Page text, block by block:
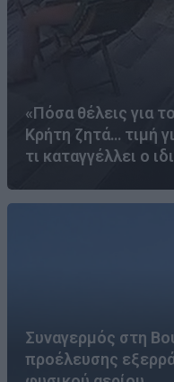
«Πόσα θέλεις για
Κρήτη ζητά… τιμή
τι καταγγέλλει ο
Συναγερμός στη
προέλευσης